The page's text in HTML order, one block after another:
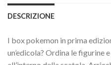
DESCRIZIONE
I box pokemon in prima
un’edicola? Ordina le figurine